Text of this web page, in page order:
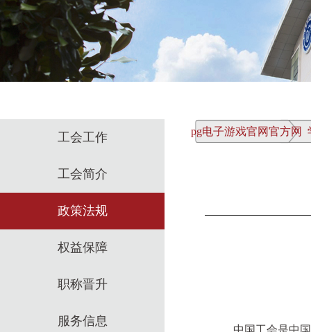
工会工作
工会简介
政策法规
权益保障
职称晋升
服务信息
pg电子游戏官网官方网
中国工会是中国共